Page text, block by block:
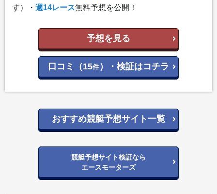
す）・ 週14レース無料予想を公開！
予想を見る
口コミ（15件）・検証はコチラ
おすすめ競艇予想サイト一覧
競艇予想サイト検証なら
エースモーターズ